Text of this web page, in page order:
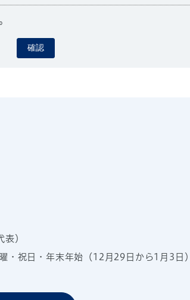
確認
）
・祝日・年末年始（12月29日から1月3日）